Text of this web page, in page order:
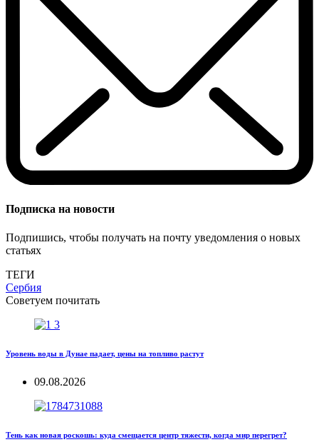
Подписка на новости
Подпишись, чтобы получать на почту уведомления о новых
статьях
ТЕГИ
Сербия
Советуем почитать
Уровень воды в Дунае падает, цены на топливо растут
09.08.2026
Тень как новая роскошь: куда смещается центр тяжести, когда мир перегрет?